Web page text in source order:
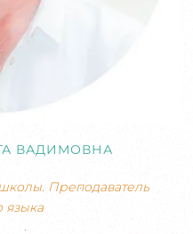
ВАДИМОВНА
Преподаватель
языка